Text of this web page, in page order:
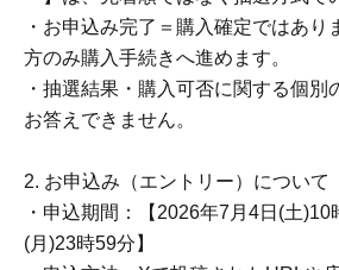
・お申込み完了＝購入確定ではあり
方のみ購入手続きへ進めます。
・抽選結果・購入可否に関する個別
お答えできません。
2. お申込み（エントリー）について
・申込期間：【2026年7月4日(土)10
(月)23時59分】